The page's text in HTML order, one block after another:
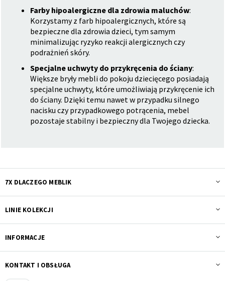
Farby hipoalergiczne dla zdrowia maluchów:
Korzystamy z farb hipoalergicznych, które są
bezpieczne dla zdrowia dzieci, tym samym
minimalizując ryzyko reakcji alergicznych czy
podrażnień skóry.
Specjalne uchwyty do przykręcenia do ściany:
Większe bryły mebli do pokoju dziecięcego posiadają
specjalne uchwyty, które umożliwiają przykręcenie ich
do ściany. Dzięki temu nawet w przypadku silnego
nacisku czy przypadkowego potrącenia, mebel
pozostaje stabilny i bezpieczny dla Twojego dziecka.
7X DLACZEGO MEBLIK
LINIE KOLEKCJI
INFORMACJE
KONTAKT I OBSŁUGA